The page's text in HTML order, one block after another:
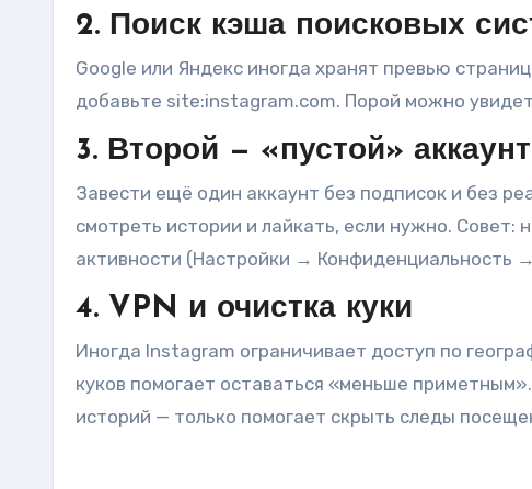
2. Поиск кэша поисковых
Google или Яндекс иногда хранят превью
добавьте site:instagram.com. Порой можно
3. Второй — «пустой» аккаунт
Завести ещё один аккаунт без подписок и без
смотреть истории и лайкать, если нужно. Совет:
активности (Настройки → Конфиденциальность
4. VPN и очистка куки
Иногда Instagram ограничивает доступ по
куков помогает оставаться «меньше
историй — только помогает скрыть следы